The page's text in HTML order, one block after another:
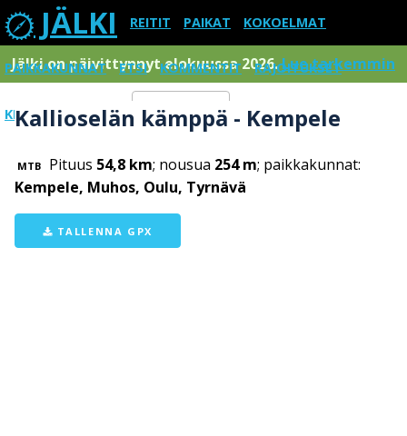
JÄLKI REITIT PAIKAT KOKOELMAT
PAIKKAKUNNAT ETSI KOMMENTIT RAJOITUKSET
KIRJAUDU SISÄÄN Menu
Jälki on päivittynnyt elokuussa 2026.Lue tarkemmin
Kallioselän kämppä - Kempele
MTB Pituus 54,8 km; nousua 254 m; paikkakunnat:
Kempele, Muhos, Oulu, Tyrnävä
TALLENNA GPX